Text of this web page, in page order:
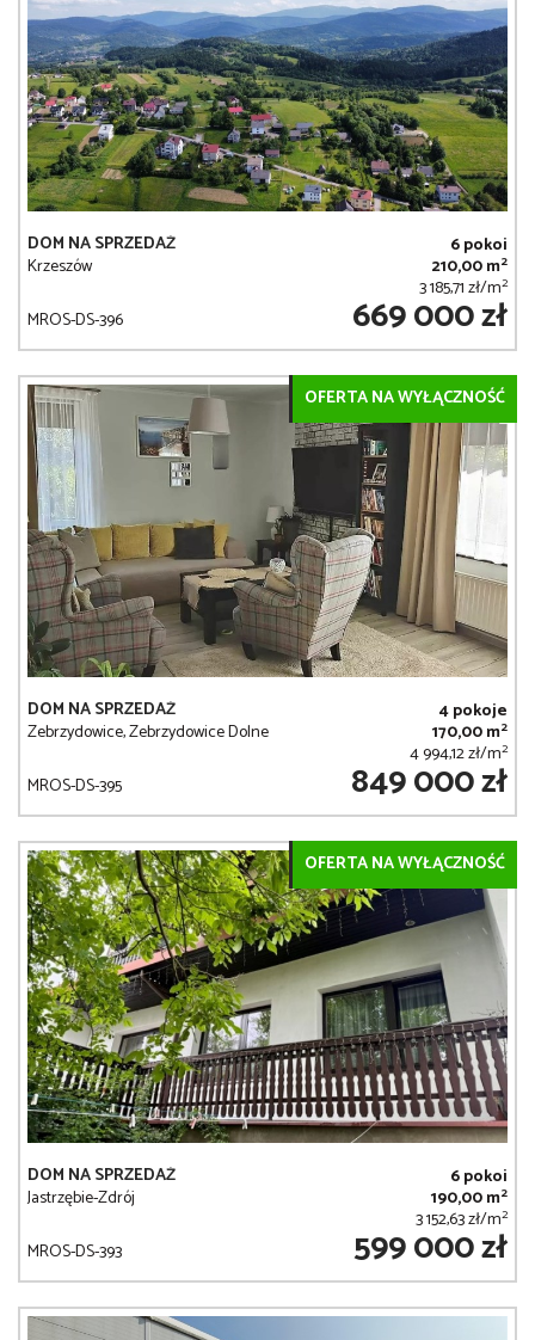
DOM NA SPRZEDAŻ
Krzeszów
6 pokoi
210,00 m2
3 185,71 zł/m2
MROS-DS-396 669 000 zł
OFERTA NA WYŁĄCZNOŚĆ
DOM NA SPRZEDAŻ
Zebrzydowice, Zebrzydowice Dolne
4 pokoje
170,00 m2
4 994,12 zł/m2
MROS-DS-395 849 000 zł
OFERTA NA WYŁĄCZNOŚĆ
DOM NA SPRZEDAŻ
Jastrzębie-Zdrój
6 pokoi
190,00 m2
3 152,63 zł/m2
MROS-DS-393 599 000 zł